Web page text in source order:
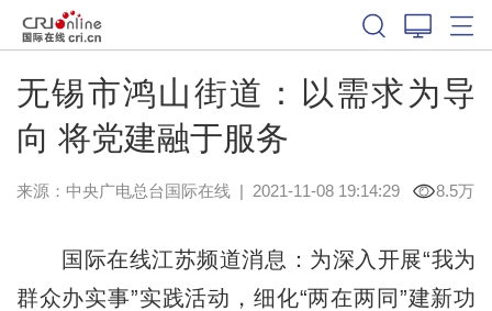
无锡市鸿山街道：以需求为导
向 将党建融于服务
来源：中央广电总台国际在线| 2021-11-08 19:14:29 8.5万
国际在线江苏频道消息：为深入开展“我为
群众办实事”实践活动，细化“两在两同”建新功